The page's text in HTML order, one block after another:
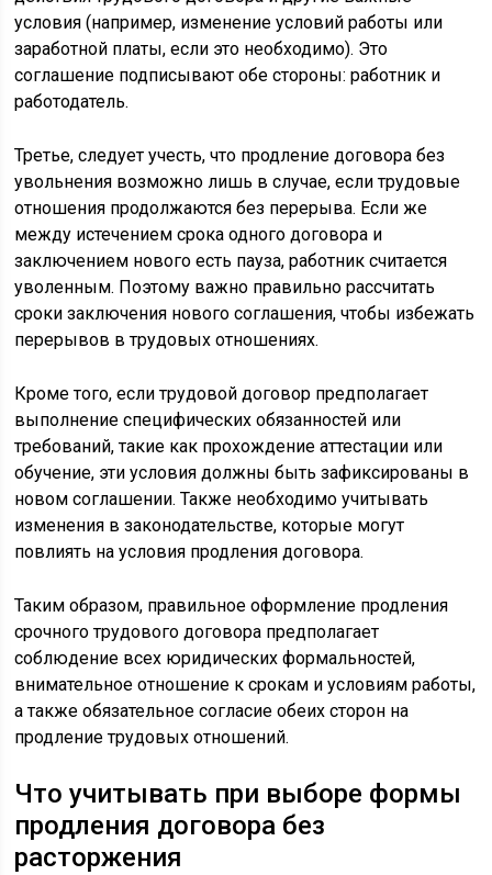
условия (например, изменение условий работы или
заработной платы, если это необходимо). Это
соглашение подписывают обе стороны: работник и
работодатель.
Третье, следует учесть, что продление договора без
увольнения возможно лишь в случае, если трудовые
отношения продолжаются без перерыва. Если же
между истечением срока одного договора и
заключением нового есть пауза, работник считается
уволенным. Поэтому важно правильно рассчитать
сроки заключения нового соглашения, чтобы избежать
перерывов в трудовых отношениях.
Кроме того, если трудовой договор предполагает
выполнение специфических обязанностей или
требований, такие как прохождение аттестации или
обучение, эти условия должны быть зафиксированы в
новом соглашении. Также необходимо учитывать
изменения в законодательстве, которые могут
повлиять на условия продления договора.
Таким образом, правильное оформление продления
срочного трудового договора предполагает
соблюдение всех юридических формальностей,
внимательное отношение к срокам и условиям работы,
а также обязательное согласие обеих сторон на
продление трудовых отношений.
Что учитывать при выборе формы
продления договора без
расторжения